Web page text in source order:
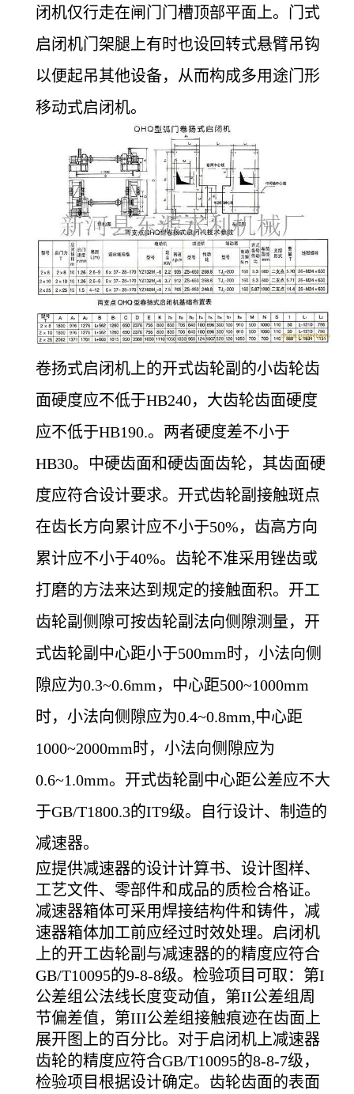
闭机仅行走在闸门门槽顶部平面上。门式
启闭机门架腿上有时也设回转式悬臂吊钩
以便起吊其他设备，从而构成多用途门形
移动式启闭机。
卷扬式启闭机上的开式齿轮副的小齿轮齿
面硬度应不低于HB240，大齿轮齿面硬度
应不低于HB190.。两者硬度差不小于
HB30。中硬齿面和硬齿面齿轮，其齿面硬
度应符合设计要求。开式齿轮副接触斑点
在齿长方向累计应不小于50%，齿高方向
累计应不小于40%。齿轮不准采用锉齿或
打磨的方法来达到规定的接触面积。开工
齿轮副侧隙可按齿轮副法向侧隙测量，开
式齿轮副中心距小于500mm时，小法向侧
隙应为0.3~0.6mm，中心距500~1000mm
时，小法向侧隙应为0.4~0.8mm,中心距
1000~2000mm时，小法向侧隙应为
0.6~1.0mm。开式齿轮副中心距公差应不大
于GB/T1800.3的IT9级。自行设计、制造的
减速器。
应提供减速器的设计计算书、设计图样、
工艺文件、零部件和成品的质检合格证。
减速器箱体可采用焊接结构件和铸件，减
速器箱体加工前应经过时效处理。启闭机
上的开工齿轮副与减速器的的精度应符合
GB/T10095的9-8-8级。检验项目可取：第I
公差组公法线长度变动值，第II公差组周
节偏差值，第III公差组接触痕迹在齿面上
展开图上的百分比。对于启闭机上减速器
齿轮的精度应符合GB/T10095的8-8-7级，
检验项目根据设计确定。齿轮齿面的表面